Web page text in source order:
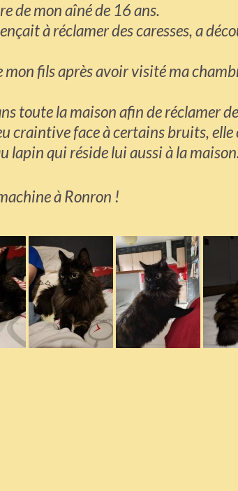
de mon aîné de 16 ans.
à réclamer des caresses, a
mon fils après avoir visité ma
toute la maison afin de réclamer
craintive face à certains bruits, elle
lapin qui réside lui aussi à la
à Ronron !